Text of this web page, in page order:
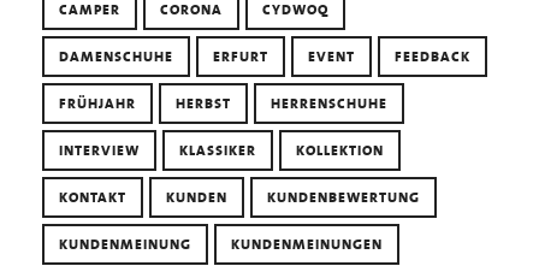
CAMPER CORONA CYDWOQ
DAMENSCHUHE ERFURT EVENT FEEDBACK
FRÜHJAHR HERBST HERRENSCHUHE
INTERVIEW KLASSIKER KOLLEKTION
KONTAKT KUNDEN KUNDENBEWERTUNG
KUNDENMEINUNG KUNDENMEINUNGEN